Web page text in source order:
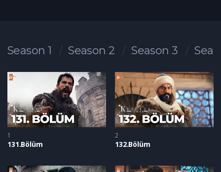
Season 1 Season 2 Season 3
1
131.Bölüm
2
132.Bölüm